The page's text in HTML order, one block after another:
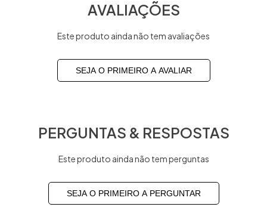
AVALIAÇÕES
Este produto ainda não tem avaliações
SEJA O PRIMEIRO A AVALIAR
PERGUNTAS & RESPOSTAS
Este produto ainda não tem perguntas
SEJA O PRIMEIRO A PERGUNTAR